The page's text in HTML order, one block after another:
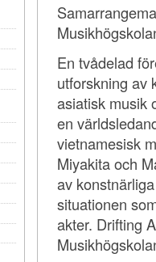
En tvådelad
utforskning av
asiatisk musik
en
vietnamesisk
Miyakita och
av
situationen
akter. Drifting